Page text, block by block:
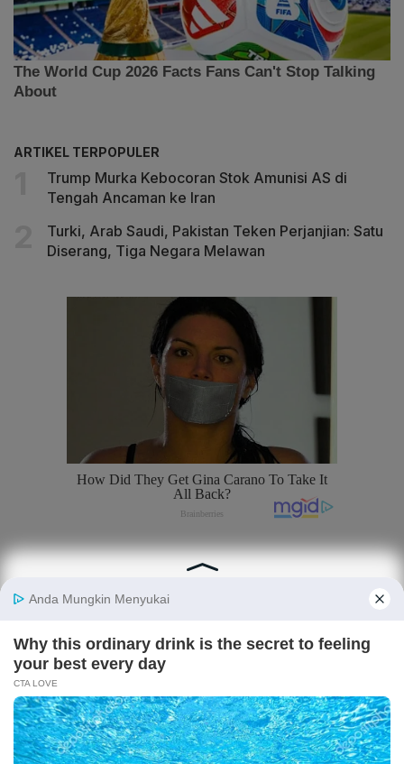
ARTIKEL TERPOPULER
Trump Murka Kebocoran Stok Amunisi AS di
Tengah Ancaman ke Iran
Turki, Arab Saudi, Pakistan Teken Perjanjian: Satu
Diserang, Tiga Negara Melawan